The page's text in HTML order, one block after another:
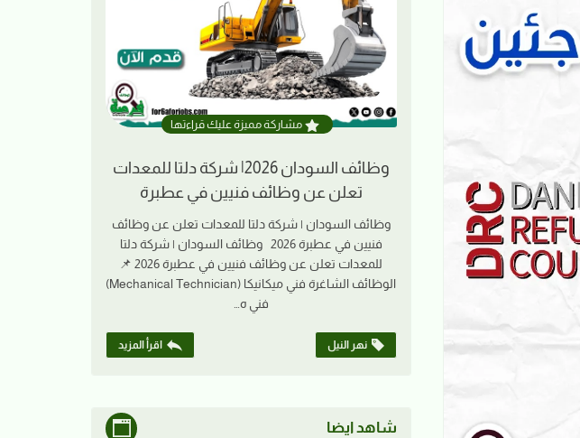
مشاركة مميزة عليك قراءتها
وظائف السودان 2026| شركة دلتا للمعدات
تعلن عن وظائف فنيين في عطبرة
وظائف السودان | شركة دلتا للمعدات تعلن عن وظائف
فنيين في عطبرة 2026 وظائف السودان | شركة دلتا
للمعدات تعلن عن وظائف فنيين في عطبرة 2026 📌
الوظائف الشاغرة فني ميكانيكا (Mechanical Technician)
فني ه…
نهر النيل اقرأ المزيد
شاهد ايضا